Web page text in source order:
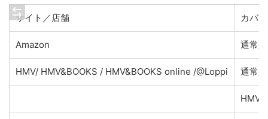
サイト／店舗 カバー
Amazon 通常版
HMV/ HMV&BOOKS / HMV&BOOKS online /@Loppi 通常版
HMV